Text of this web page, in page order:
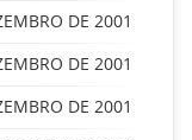
DE 2001
DE 2001
DE 2001